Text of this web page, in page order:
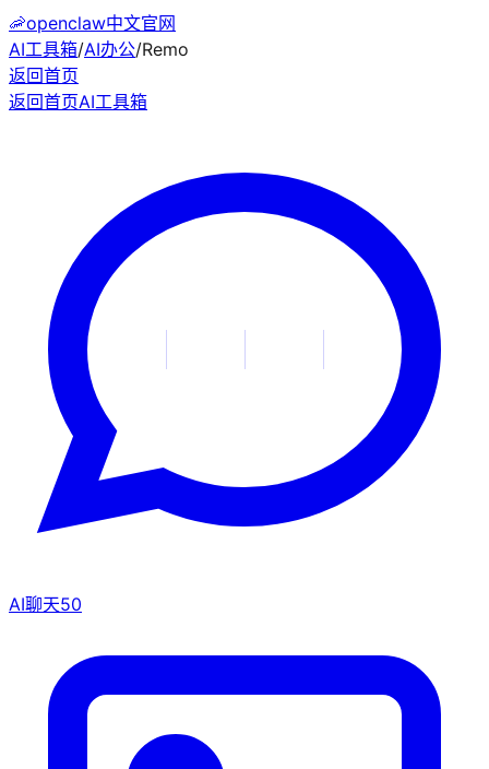
🦐openclaw中文官网
AI工具箱/AI办公/Remo
返回首页
返回首页AI工具箱
AI聊天50